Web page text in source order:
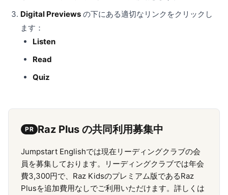
Digital Previews の下にある適切なリンクをクリックし
ます：
Listen
Read
Quiz
PR Raz Plus の共同利用募集中
Jumpstart Englishでは現在リーディングクラブの会
員を募集しております。リーディングクラブでは年会
費3,300円で、Raz Kidsのプレミアム版であるRaz
Plusを追加費用なしでご利用いただけます。詳しくは